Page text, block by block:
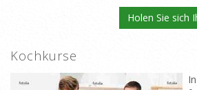
Holen Sie sich
Kochkurse